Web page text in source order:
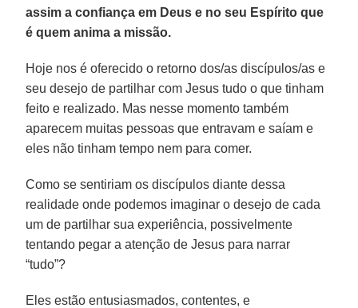
assim a confiança em Deus e no seu Espírito que
é quem anima a missão.
Hoje nos é oferecido o retorno dos/as discípulos/as e
seu desejo de partilhar com Jesus tudo o que tinham
feito e realizado. Mas nesse momento também
aparecem muitas pessoas que entravam e saíam e
eles não tinham tempo nem para comer.
Como se sentiriam os discípulos diante dessa
realidade onde podemos imaginar o desejo de cada
um de partilhar sua experiência, possivelmente
tentando pegar a atenção de Jesus para narrar
“tudo”?
Eles estão entusiasmados, contentes, e